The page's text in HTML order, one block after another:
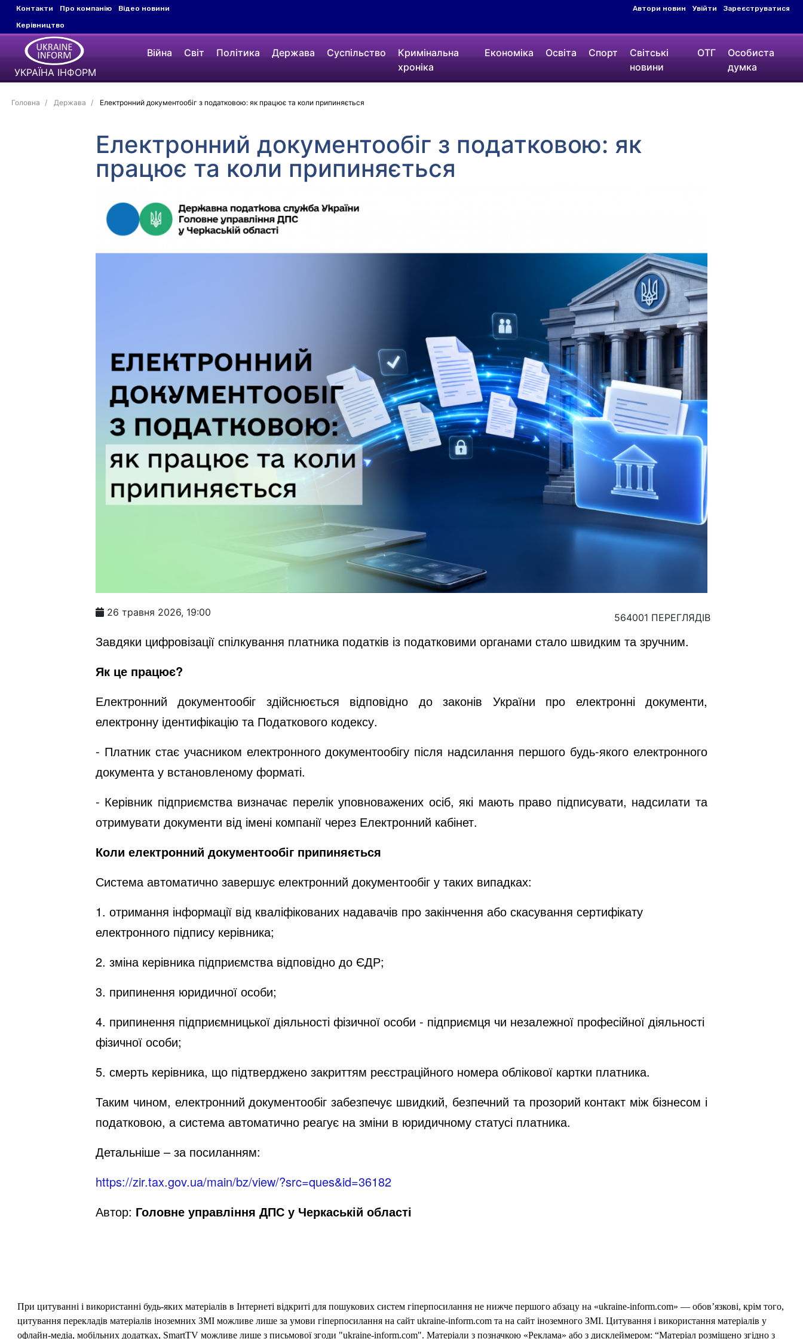
Контакти Про компанію
Відео новини
Керівництво
Автори новин Увійти Зареєструватися
УКРАЇНА ІНФОРМ
Війна Світ Політика Держава Суспільство
Кримінальна
хроніка
Економіка Освіта Спорт
Світські
новини
ОТГ
Особиста
думка
Головна Держава Електронний документообіг з податковою: як працює та коли припиняється
Електронний документообіг з податковою: як
працює та коли припиняється
26 травня 2026, 19:00 564001 ПЕРЕГЛЯДІВ
Завдяки цифровізації спілкування платника податків із податковими органами стало швидким та зручним.
Як це працює?
Електронний документообіг здійснюється відповідно до законів України про електронні документи,
електронну ідентифікацію та Податкового кодексу.
- Платник стає учасником електронного документообігу після надсилання першого будь-якого електронного
документа у встановленому форматі.
- Керівник підприємства визначає перелік уповноважених осіб, які мають право підписувати, надсилати та
отримувати документи від імені компанії через Електронний кабінет.
Коли електронний документообіг припиняється
Система автоматично завершує електронний документообіг у таких випадках:
1. отримання інформації від кваліфікованих надавачів про закінчення або скасування сертифікату
електронного підпису керівника;
2. зміна керівника підприємства відповідно до ЄДР;
3. припинення юридичної особи;
4. припинення підприємницької діяльності фізичної особи - підприємця чи незалежної професійної діяльності
фізичної особи;
5. смерть керівника, що підтверджено закриттям реєстраційного номера облікової картки платника.
Таким чином, електронний документообіг забезпечує швидкий, безпечний та прозорий контакт між бізнесом і
податковою, а система автоматично реагує на зміни в юридичному статусі платника.
Детальніше – за посиланням:
https://zir.tax.gov.ua/main/bz/view/?src=ques&id=36182
Автор: Головне управління ДПС у Черкаській області
При цитуванні і використанні будь-яких матеріалів в Інтернеті відкриті для пошукових систем гіперпосилання не нижче першого абзацу на «ukraine-inform.com» — обов’язкові, крім того,
цитування перекладів матеріалів іноземних ЗМІ можливе лише за умови гіперпосилання на сайт ukraine-inform.com та на сайт іноземного ЗМІ. Цитування і використання матеріалів у
офлайн-медіа, мобільних додатках, SmartTV можливе лише з письмової згоди "ukraine-inform.com". Матеріали з позначкою «Реклама» або з дисклеймером: “Матеріал розміщено згідно з